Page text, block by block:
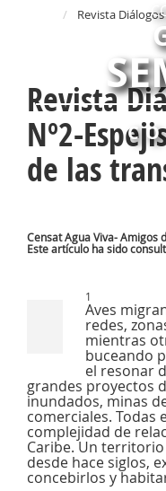
Revista
Revista
Nº2-
de las
Censat Agua Viva- Amigos
Este artículo ha sido
1
Aves
redes,
mientras
buceando
el resonar
grandes proyectos
inundados, minas
comerciales. Todas
complejidad de
Caribe. Un
desde hace siglos,
concebirlos y